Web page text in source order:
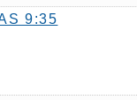
9:35